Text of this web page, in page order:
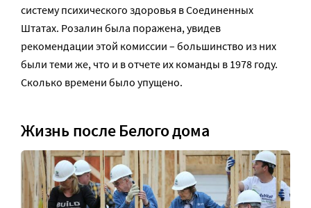
систему психического здоровья в Соединенных
Штатах. Розалин была поражена, увидев
рекомендации этой комиссии – большинство из них
были теми же, что и в отчете их команды в 1978 году.
Сколько времени было упущено.
Жизнь после Белого дома